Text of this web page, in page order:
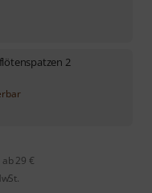
2
29 €